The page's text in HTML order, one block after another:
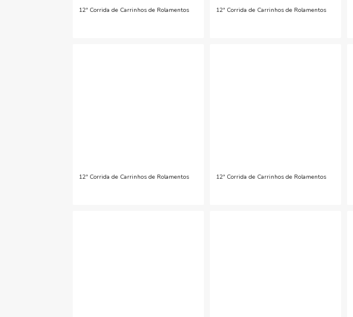
12ª Corrida de Carrinhos de Rolamentos 12ª Corrida de Carrinhos de Rolamentos
12ª Corrida de Carrinhos de Rolamentos 12ª Corrida de Carrinhos de Rolamentos